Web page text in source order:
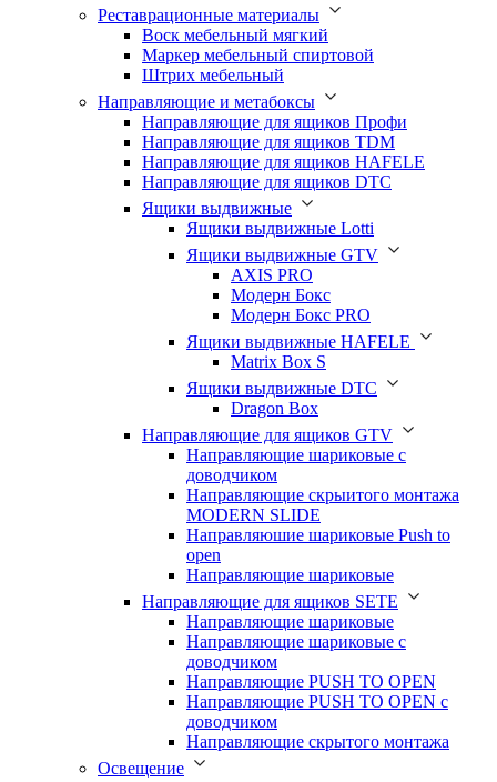
Реставрационные материалы
Воск мебельный мягкий
Маркер мебельный спиртовой
Штрих мебельный
Направляющие и метабоксы
Направляющие для ящиков Профи
Направляющие для ящиков TDM
Направляющие для ящиков HAFELE
Направляющие для ящиков DTC
Ящики выдвижные
Ящики выдвижные Lotti
Ящики выдвижные GTV
AXIS PRO
Модерн Бокс
Модерн Бокс PRO
Ящики выдвижные HAFELE
Matrix Box S
Ящики выдвижные DTC
Dragon Box
Направляющие для ящиков GTV
Направляющие шариковые с
доводчиком
Направляющие скрыитого монтажа
MODERN SLIDE
Направляюшие шариковые Push to
open
Направляющие шариковые
Направляющие для ящиков SETE
Направляющие шариковые
Направляющие шариковые с
доводчиком
Направляющие PUSH TO OPEN
Направляющие PUSH TO OPEN с
доводчиком
Направляющие скрытого монтажа
Освещение